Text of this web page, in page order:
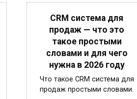
CRM система для
продаж — что это
такое простыми
словами и для чего
нужна в 2026 году
Что такое CRM система для
продаж простыми словами.